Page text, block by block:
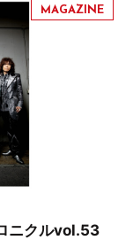
ニクルvol.53